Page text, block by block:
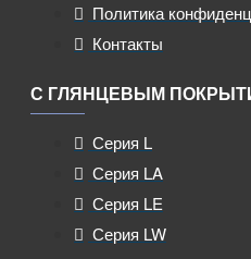
Политика
Контакты
С ГЛЯНЦЕВЫМ
Серия L
Серия LA
Серия LE
Серия LW